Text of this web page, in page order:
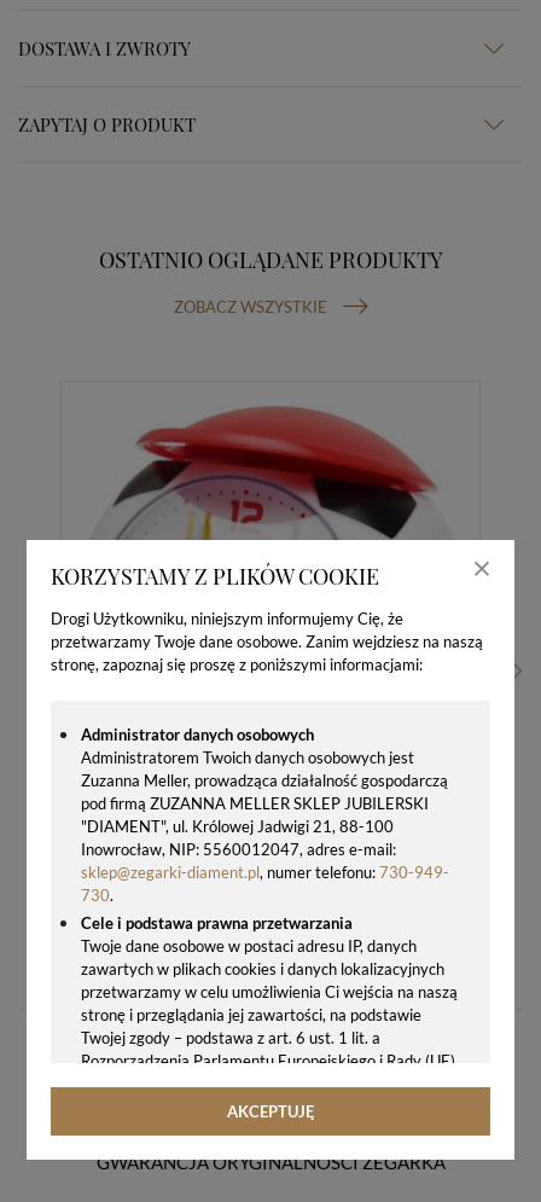
KORZYSTAMY Z PLIKÓW COOKIE
Drogi Użytkowniku, niniejszym informujemy Cię, że
przetwarzamy Twoje dane osobowe. Zanim wejdziesz na naszą
stronę, zapoznaj się proszę z poniższymi informacjami:
Administrator danych osobowych
Administratorem Twoich danych osobowych jest
Zuzanna Meller, prowadząca działalność gospodarczą
pod firmą ZUZANNA MELLER SKLEP JUBILERSKI
"DIAMENT", ul. Królowej Jadwigi 21, 88-100
Inowrocław, NIP: 5560012047, adres e-mail:
sklep@zegarki-diament.pl, numer telefonu:730-949-
730.
Cele i podstawa prawna przetwarzania
Twoje dane osobowe w postaci adresu IP, danych
zawartych w plikach cookies i danych lokalizacyjnych
przetwarzamy w celu umożliwienia Ci wejścia na naszą
stronę i przeglądania jej zawartości, na podstawie
Twojej zgody – podstawa z art. 6 ust. 1 lit. a
Rozporządzenia Parlamentu Europejskiego i Rady (UE)
2016/679 z 27.04.2016 r. w sprawie ochrony osób
fizycznych w związku z przetwarzaniem danych
rozporządzenie o ochronie danych, tj. RODO).
AKCEPTUJĘ
DOSTAWA I ZWROTY
ZAPYTAJ O PRODUKT
OSTATNIO OGLĄDANE PRODUKTY
ZOBACZ WSZYSTKIE
57,00 zł
GWARANCJA ORYGINALNOŚCI ZEGARKA